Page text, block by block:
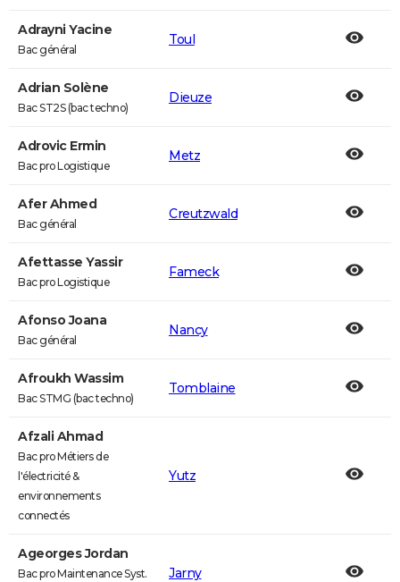
Adrayni Yacine
Bac général
Toul
Adrian Solène
Bac ST2S (bac techno)
Dieuze
Adrovic Ermin
Bac pro Logistique
Metz
Afer Ahmed
Bac général
Creutzwald
Afettasse Yassir
Bac pro Logistique
Fameck
Afonso Joana
Bac général
Nancy
Afroukh Wassim
Bac STMG (bac techno)
Tomblaine
Afzali Ahmad
Bac pro Métiers de
l'électricité &
environnements
connectés
Yutz
Ageorges Jordan
Bac pro Maintenance Syst.
Jarny